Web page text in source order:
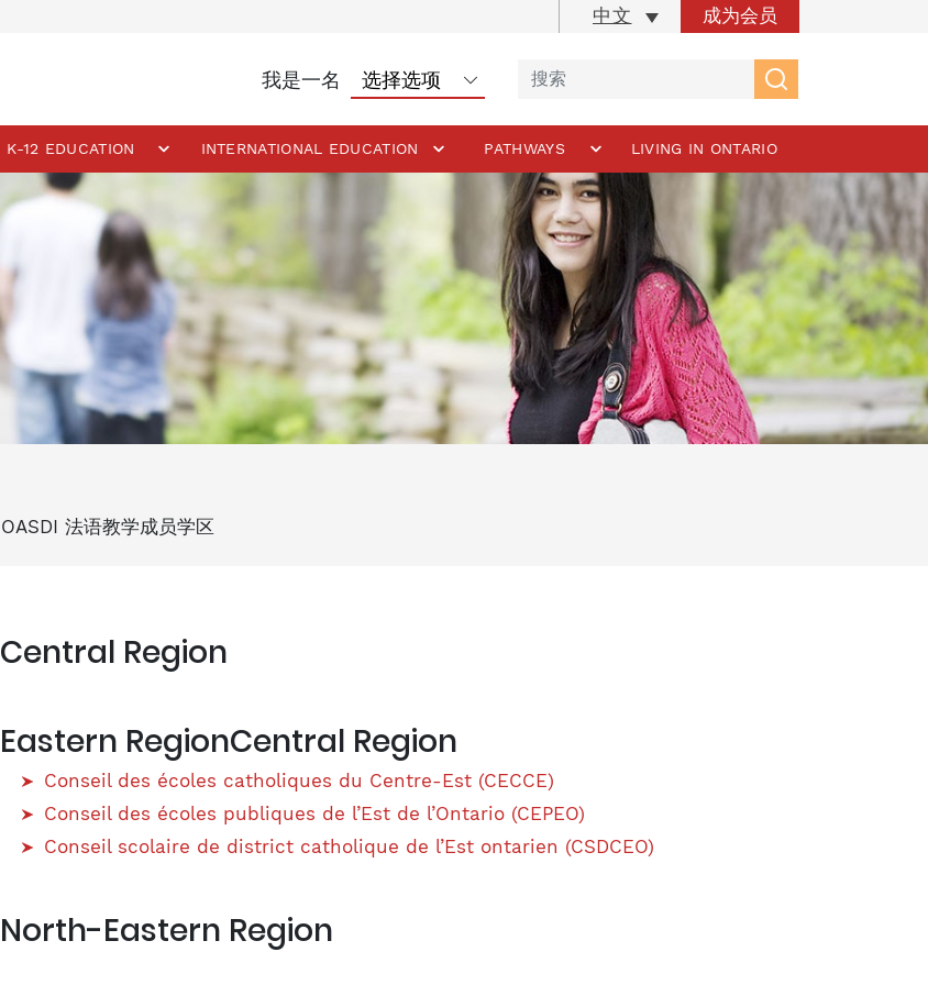
中文 成为会员
我是一名
K-12 EDUCATION INTERNATIONAL EDUCATION PATHWAYS LIVING IN ONTARIO
OASDI 法语教学成员学区
Central Region
Eastern RegionCentral Region
Conseil des écoles catholiques du Centre-Est (CECCE)
Conseil des écoles publiques de l’Est de l’Ontario (CEPEO)
Conseil scolaire de district catholique de l’Est ontarien (CSDCEO)
North-Eastern Region